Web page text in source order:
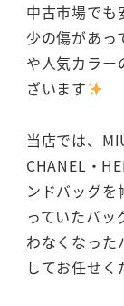
中古市場でも
少の傷があっ
や人気カラー
ざいます
当店では、
CHANEL・
ンドバッグを
っていたバッ
わなくなった
してお任せく